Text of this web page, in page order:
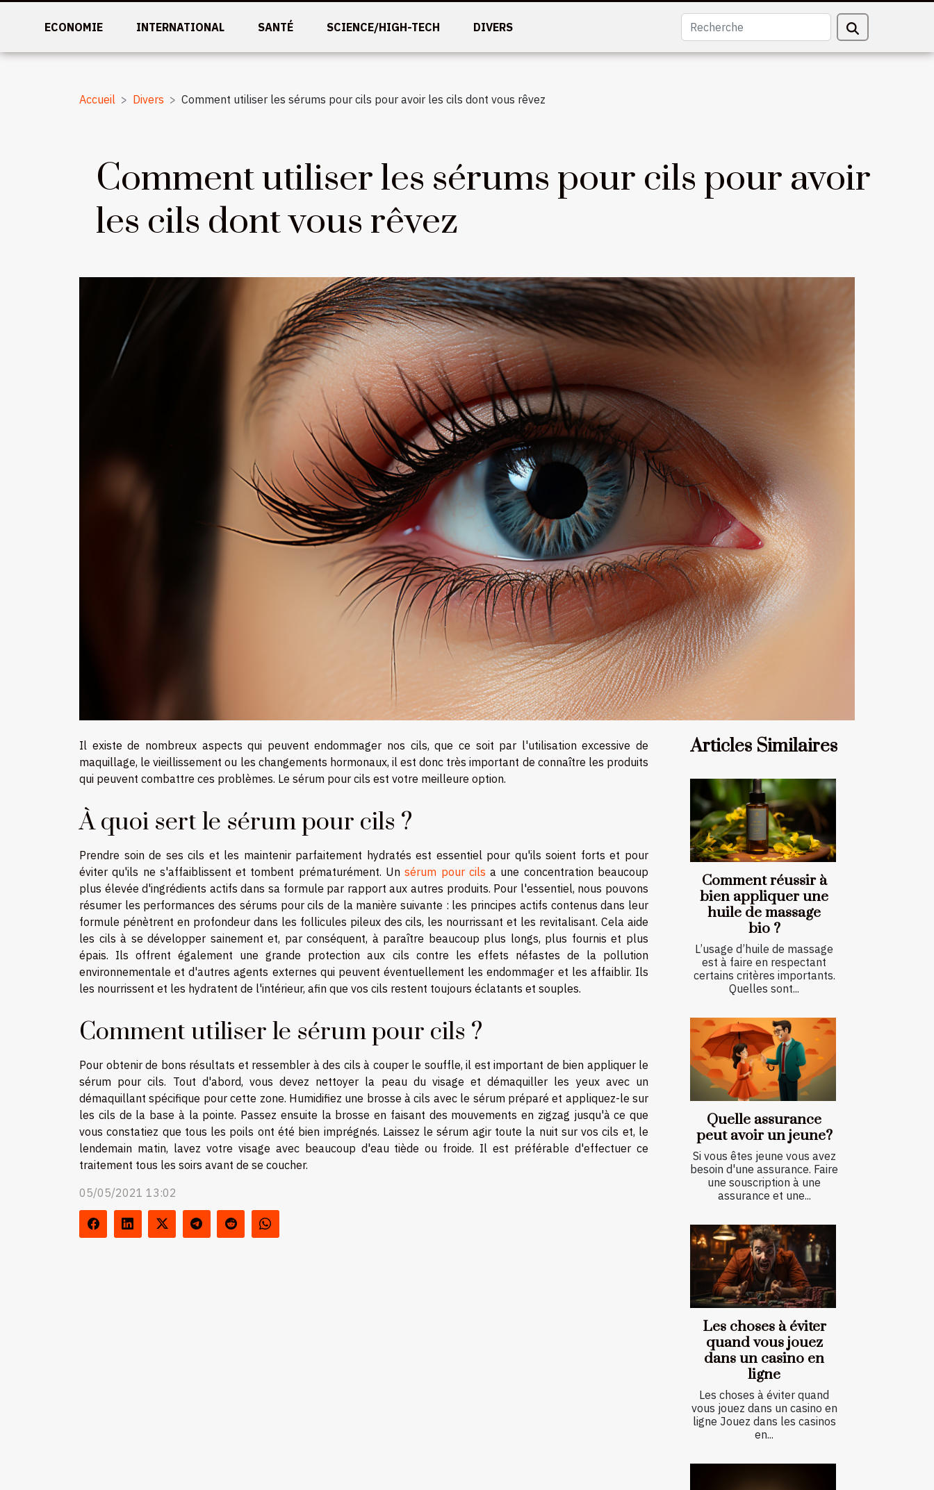
ECONOMIE INTERNATIONAL SANTÉ SCIENCE/HIGH-TECH DIVERS
Accueil Divers Comment utiliser les sérums pour cils pour avoir les cils dont vous rêvez
Comment utiliser les sérums pour cils pour avoir
les cils dont vous rêvez
Il existe de nombreux aspects qui peuvent endommager nos cils, que ce soit par l'utilisation excessive de
maquillage, le vieillissement ou les changements hormonaux, il est donc très important de connaître les produits
qui peuvent combattre ces problèmes. Le sérum pour cils est votre meilleure option.
À quoi sert le sérum pour cils ?
Prendre soin de ses cils et les maintenir parfaitement hydratés est essentiel pour qu'ils soient forts et pour
éviter qu'ils ne s'affaiblissent et tombent prématurément. Unsérum pour cils a une concentration beaucoup
plus élevée d'ingrédients actifs dans sa formule par rapport aux autres produits. Pour l'essentiel, nous pouvons
résumer les performances des sérums pour cils de la manière suivante : les principes actifs contenus dans leur
formule pénètrent en profondeur dans les follicules pileux des cils, les nourrissant et les revitalisant. Cela aide
les cils à se développer sainement et, par conséquent, à paraître beaucoup plus longs, plus fournis et plus
épais. Ils offrent également une grande protection aux cils contre les effets néfastes de la pollution
environnementale et d'autres agents externes qui peuvent éventuellement les endommager et les affaiblir. Ils
les nourrissent et les hydratent de l'intérieur, afin que vos cils restent toujours éclatants et souples.
Comment utiliser le sérum pour cils ?
Pour obtenir de bons résultats et ressembler à des cils à couper le souffle, il est important de bien appliquer le
sérum pour cils. Tout d'abord, vous devez nettoyer la peau du visage et démaquiller les yeux avec un
démaquillant spécifique pour cette zone. Humidifiez une brosse à cils avec le sérum préparé et appliquez-le sur
les cils de la base à la pointe. Passez ensuite la brosse en faisant des mouvements en zigzag jusqu'à ce que
vous constatiez que tous les poils ont été bien imprégnés. Laissez le sérum agir toute la nuit sur vos cils et, le
lendemain matin, lavez votre visage avec beaucoup d'eau tiède ou froide. Il est préférable d'effectuer ce
traitement tous les soirs avant de se coucher.
05/05/2021 13:02
Articles Similaires
Comment réussir à
bien appliquer une
huile de massage
bio ?
L’usage d’huile de massage
est à faire en respectant
certains critères importants.
Quelles sont...
Quelle assurance
peut avoir un jeune?
Si vous êtes jeune vous avez
besoin d'une assurance. Faire
une souscription à une
assurance et une...
Les choses à éviter
quand vous jouez
dans un casino en
ligne
Les choses à éviter quand
vous jouez dans un casino en
ligne Jouez dans les casinos
en...